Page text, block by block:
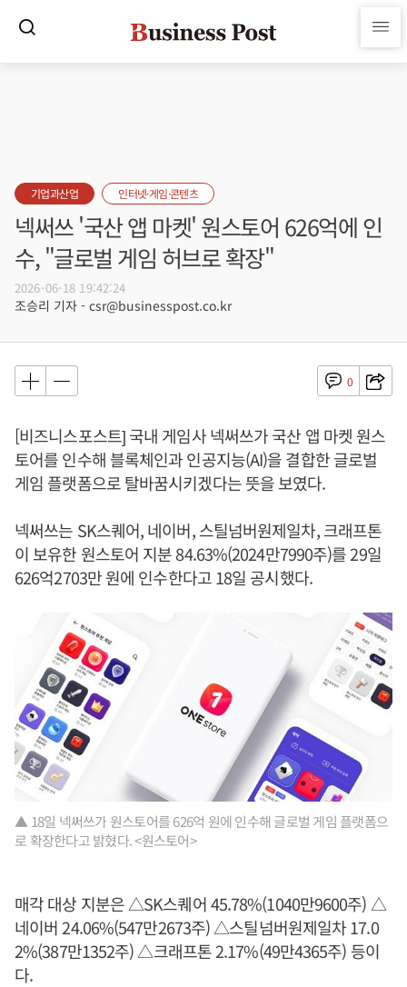
기업과산업 인터넷·게임·콘텐츠
넥써쓰 '국산 앱 마켓' 원스토어 626억에 인
수, "글로벌 게임 허브로 확장"
2026-06-18 19:42:24
조승리 기자 - csr@businesspost.co.kr
0
[비즈니스포스트] 국내 게임사 넥써쓰가 국산 앱 마켓 원스
토어를 인수해 블록체인과 인공지능(AI)을 결합한 글로벌
게임 플랫폼으로 탈바꿈시키겠다는 뜻을 보였다.
넥써쓰는 SK스퀘어, 네이버, 스틸넘버원제일차, 크래프톤
이 보유한 원스토어 지분 84.63%(2024만7990주)를 29일
626억2703만 원에 인수한다고 18일 공시했다.
▲ 18일 넥써쓰가 원스토어를 626억 원에 인수해 글로벌 게임 플랫폼으
로 확장한다고 밝혔다. <원스토어>
매각 대상 지분은 △SK스퀘어 45.78%(1040만9600주) △
네이버 24.06%(547만2673주) △스틸넘버원제일차 17.0
2%(387만1352주) △크래프톤 2.17%(49만4365주) 등이
다.